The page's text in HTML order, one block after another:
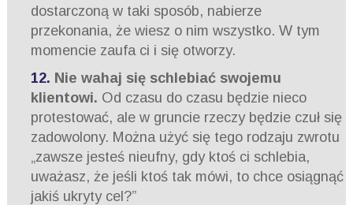
dostarczoną w taki sposób, nabierze
przekonania, że wiesz o nim wszystko. W tym
momencie zaufa ci i się otworzy.
Nie wahaj się schlebiać swojemu
klientowi. Od czasu do czasu będzie nieco
protestować, ale w gruncie rzeczy będzie czuł się
zadowolony. Można użyć się tego rodzaju zwrotu
„zawsze jesteś nieufny, gdy ktoś ci schlebia,
uważasz, że jeśli ktoś tak mówi, to chce osiągnąć
jakiś ukryty cel?”